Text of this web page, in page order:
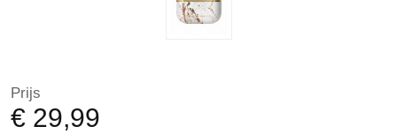
Prijs
€ 29,99